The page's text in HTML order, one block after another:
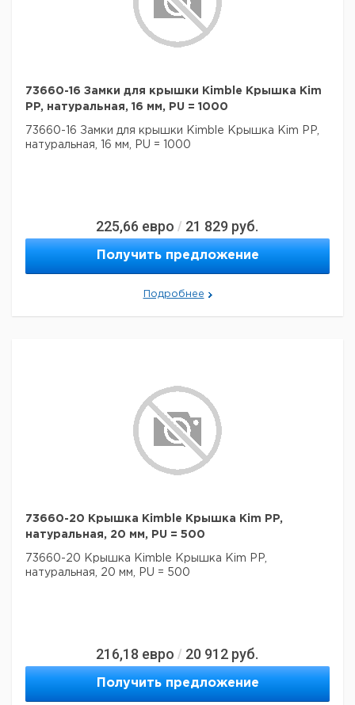
73660-16 Замки для крышки Kimble Крышка Kim
PP, натуральная, 16 мм, PU = 1000
73660-16 Замки для крышки Kimble Крышка Kim PP,
натуральная, 16 мм, PU = 1000
225,66 евро / 21 829 руб.
Получить предложение
Подробнее
73660-20 Крышка Kimble Крышка Kim PP,
натуральная, 20 мм, PU = 500
73660-20 Крышка Kimble Крышка Kim PP,
натуральная, 20 мм, PU = 500
216,18 евро / 20 912 руб.
Получить предложение